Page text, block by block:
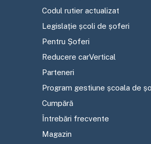
Codul rutier actualizat
Legislație școli de șoferi
Pentru Șoferi
Reducere carVertical
Parteneri
Program gestiune școala de
Cumpără
Întrebări frecvente
Magazin